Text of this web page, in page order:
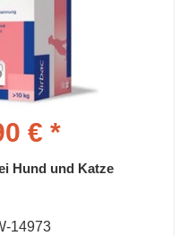
€ *
Hund und Katze
14973